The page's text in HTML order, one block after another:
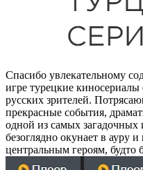
Спасибо увлекательному
игре турецкие
русских зрителей.
прекрасные события,
одной из самых загадочных
безоглядно окунает в ауру
центральным героям,